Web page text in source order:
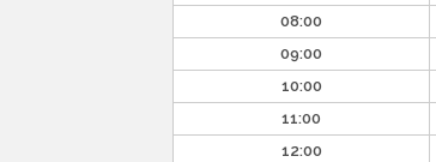
08:00
09:00
10:00
11:00
12:00